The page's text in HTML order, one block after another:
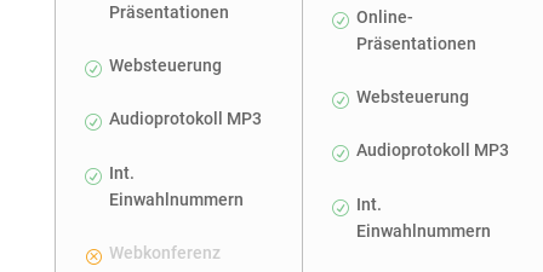
Präsentationen
Websteuerung
Audioprotokoll MP3
Int.
Einwahlnummern
Webkonferenz
Online-
Präsentationen
Websteuerung
Audioprotokoll MP3
Int.
Einwahlnummern